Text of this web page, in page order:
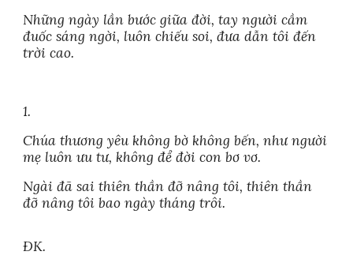
Những ngày lần bước giữa đời, tay người cầm
đuốc sáng ngời, luôn chiếu soi, đưa dẫn tôi đến
trời cao.
1.
Chúa thương yêu không bờ không bến, như người
mẹ luôn ưu tư, không để đời con bơ vơ.
Ngài đã sai thiên thần đỡ nâng tôi, thiên thần
đỡ nâng tôi bao ngày tháng trôi.
ĐK.